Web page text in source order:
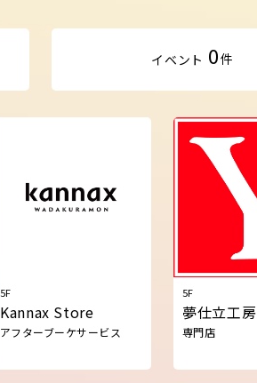
イベント 0件
5F
Kannax Store
アフターブーケサービス
5F
夢仕立工房
専門店